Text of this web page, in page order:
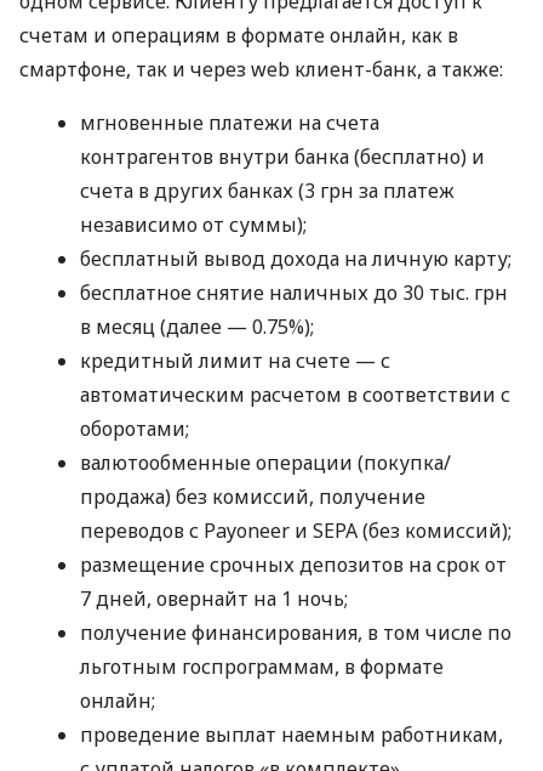
счетам и операциям в формате онлайн, как в
смартфоне, так и через web клиент-банк, а также:
мгновенные платежи на счета
контрагентов внутри банка (бесплатно) и
счета в других банках (3 грн за платеж
независимо от суммы);
бесплатный вывод дохода на личную карту;
бесплатное снятие наличных до 30 тыс. грн
в месяц (далее — 0.75%);
кредитный лимит на счете — с
автоматическим расчетом в соответствии с
оборотами;
валютообменные операции (покупка/
продажа) без комиссий, получение
переводов с Payoneer и SEPA (без комиссий);
размещение срочных депозитов на срок от
7 дней, овернайт на 1 ночь;
получение финансирования, в том числе по
льготным госпрограммам, в формате
онлайн;
проведение выплат наемным работникам,